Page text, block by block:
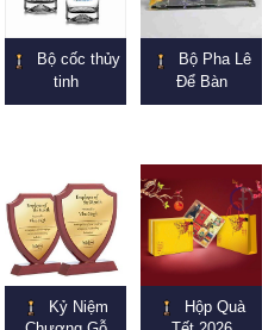
Bộ cốc thủy
tinh
Bộ Pha Lê
Để Bàn
Kỷ Niệm
Hộp Quà